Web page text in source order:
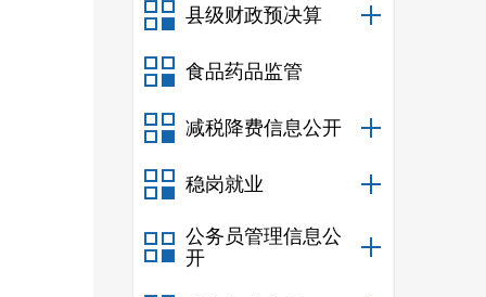
县级财政预决算
食品药品监管
减税降费信息公开
稳岗就业
公务员管理信息公
开